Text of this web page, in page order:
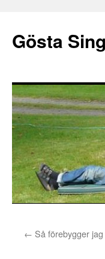
Gösta
till← Så förebygger